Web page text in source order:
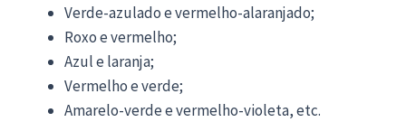
Verde-azulado e vermelho-alaranjado;
Roxo e vermelho;
Azul e laranja;
Vermelho e verde;
Amarelo-verde e vermelho-violeta, etc.